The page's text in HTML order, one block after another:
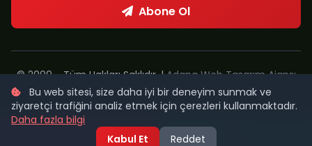
Abone Ol
© 2009 - Tüm Hakları Saklıdır. |Adana Web Tasarım Ajansı
Metropol Web
Bu web sitesi, size daha iyi bir deneyim sunmak ve
ziyaretçi trafiğini analiz etmek için çerezleri kullanmaktadır.
Daha fazla bilgi
Kabul Et
Reddet